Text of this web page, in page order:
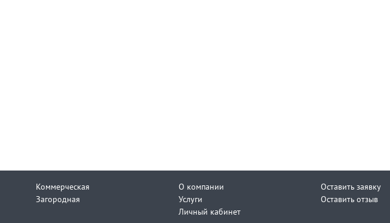
Коммерческая
Загородная
О компании
Услуги
Личный кабинет
Оставить заявку
Оставить отзыв